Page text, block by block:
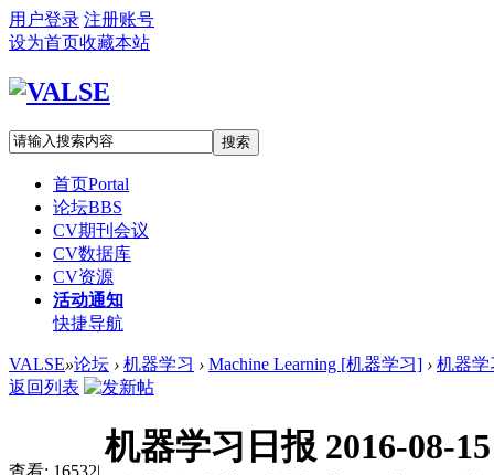
用户登录 注册账号
设为首页收藏本站
搜索
首页Portal
论坛BBS
CV期刊会议
CV数据库
CV资源
活动通知
快捷导航
VALSE»论坛 › 机器学习 › Machine Learning [机器学习] › 机器学
返回列表
查看: 16532|
机器学习日报 2016-08-